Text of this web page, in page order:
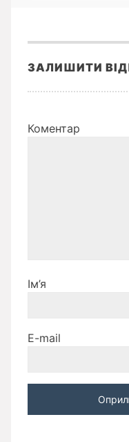
ЗАЛИШИТИ
Коментар
Ім’я
E-mail